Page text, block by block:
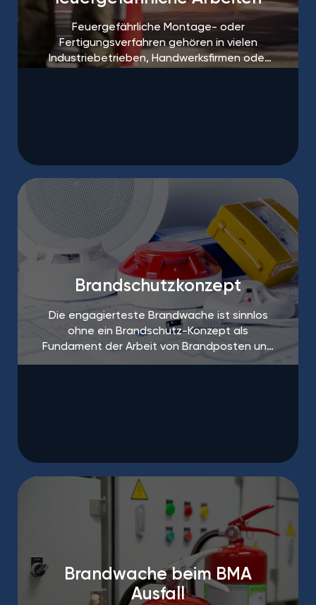
Feuergefährliche Montage- oder
Fertigungsverfahren gehören in vielen
Industriebetrieben, Handwerksfirmen oder
Brandschutzkonzept
Die engagierteste Brandwache ist sinnlos
ohne ein Brandschutz-Konzept als
Fundament der Arbeit von Brandposten und
Brandwache beim BMA
Ausfall